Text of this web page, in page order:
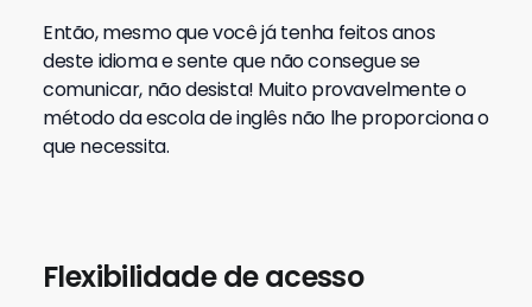
Então, mesmo que você já tenha feitos anos
deste idioma e sente que não consegue se
comunicar, não desista! Muito provavelmente o
método da escola de inglês não lhe proporciona o
que necessita.
Flexibilidade de acesso